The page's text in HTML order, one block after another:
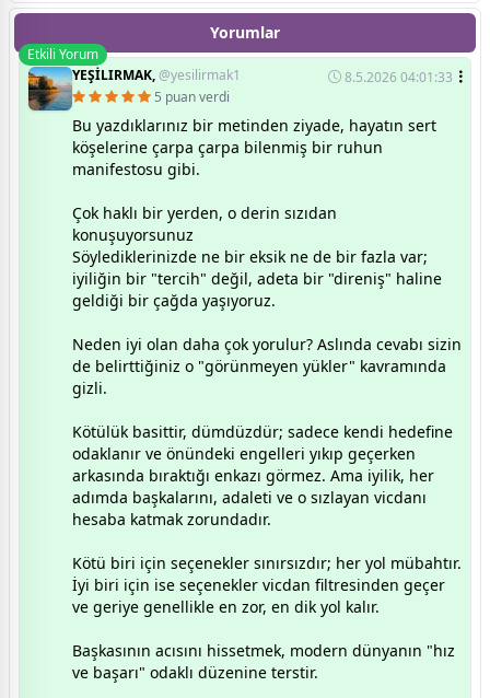
Yorumlar
Etkili Yorum
YEŞİLIRMAK,@yesilirmak1
8.5.2026 04:01:33
5 puan verdi
Bu yazdıklarınız bir metinden ziyade, hayatın sert
köşelerine çarpa çarpa bilenmiş bir ruhun
manifestosu gibi.
Çok haklı bir yerden, o derin sızıdan
konuşuyorsunuz
Söylediklerinizde ne bir eksik ne de bir fazla var;
iyiliğin bir "tercih" değil, adeta bir "direniş" haline
geldiği bir çağda yaşıyoruz.
​Neden iyi olan daha çok yorulur? Aslında cevabı sizin
de belirttiğiniz o "görünmeyen yükler" kavramında
gizli.
Kötülük basittir, dümdüzdür; sadece kendi hedefine
odaklanır ve önündeki engelleri yıkıp geçerken
arkasında bıraktığı enkazı görmez. Ama iyilik, her
adımda başkalarını, adaleti ve o sızlayan vicdanı
hesaba katmak zorundadır.
Kötü biri için seçenekler sınırsızdır; her yol mübahtır.
İyi biri için ise seçenekler vicdan filtresinden geçer
ve geriye genellikle en zor, en dik yol kalır.
​Başkasının acısını hissetmek, modern dünyanın "hız
ve başarı" odaklı düzenine terstir.